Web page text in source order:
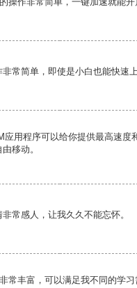
常简单，即使是小白也能快速上
应用程序可以给你提供最高速度
移动。
常感人，让我久久不能忘怀。
常丰富，可以满足我不同的学